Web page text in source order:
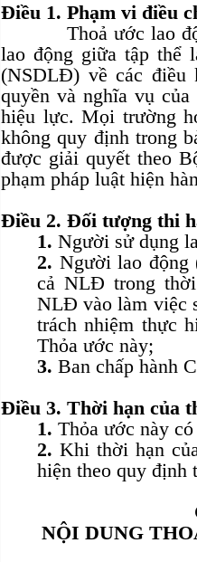
Điều 1. Phạm vi điều
Thoả ước lao động
lao động giữa tập thể
(NSDLĐ) về các điều
quyền và nghĩa vụ
hiệu lực. Mọi trường
không quy định trong
được giải quyết theo
phạm pháp luật hiện
Điều 2. Đối tượng thi
1. Người sử dụng
2. Người lao
cả NLĐ trong
NLĐ vào làm việc
trách nhiệm thực
Thỏa ước này;
3. Ban chấp hành
Điều 3. Thời hạn của
1. Thỏa ước này
2. Khi thời hạn
hiện theo quy định
NỘI DUNG